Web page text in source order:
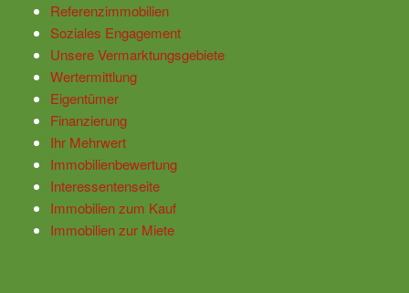
Referenzimmobilien
Soziales Engagement
Unsere Vermarktungsgebiete
Wertermittlung
Eigentümer
Finanzierung
Ihr Mehrwert
Immobilienbewertung
Interessentenseite
Immobilien zum Kauf
Immobilien zur Miete